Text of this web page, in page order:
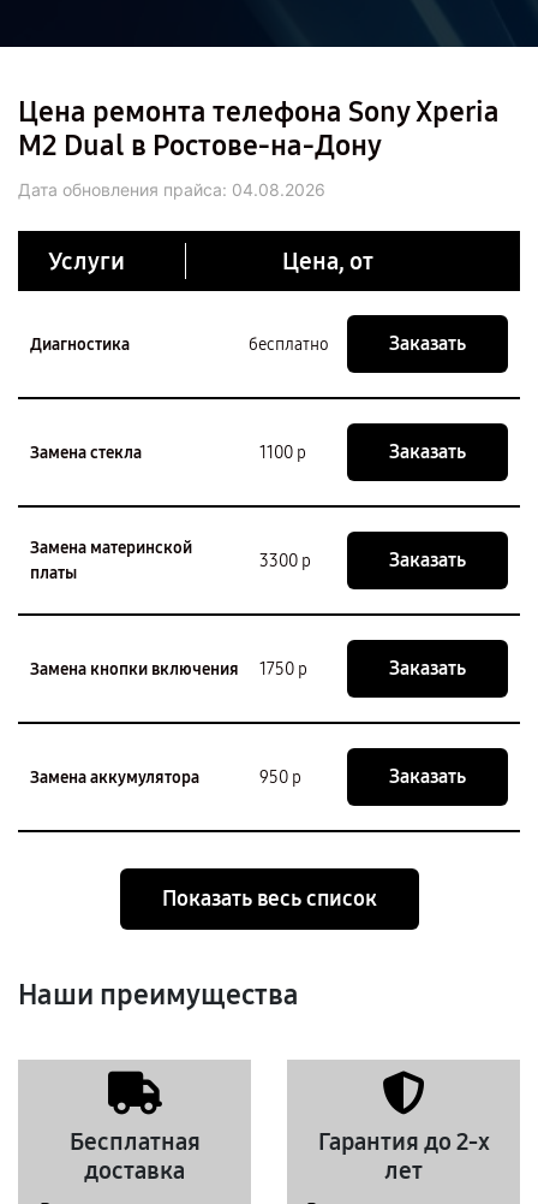
Цена ремонта телефона Sony Xperia
M2 Dual в Ростове-на-Дону
Дата обновления прайса: 04.08.2026
Услуги Цена, от
Диагностика бесплатно Заказать
Замена стекла 1100 р Заказать
Замена материнской
платы
3300 р Заказать
Замена кнопки включения 1750 р Заказать
Замена аккумулятора 950 р Заказать
Показать весь список
Наши преимущества
Бесплатная
доставка
Гарантия до 2-х
лет